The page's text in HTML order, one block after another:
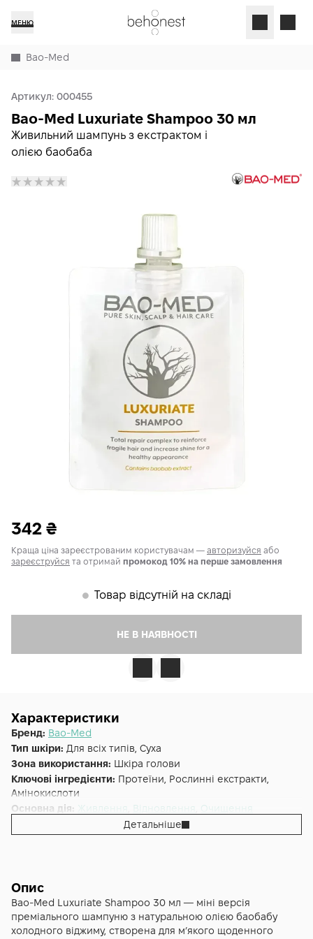
МЕНЮ
Bao-Med
Артикул: 000455
Живильний шампунь з екстрактом і
олією баобаба
Bao-Med Luxuriate Shampoo 30 мл
342 ₴
Краща ціна зареєстрованим користувачам — авторизуйся або
зареєструйся та отримай промокод 10% на перше замовлення
𒊹 Товар відсутній на складі
НЕ В НАЯВНОСТІ
Характеристики
Бренд: Bao-Med
Тип шкіри: Для всіх типів, Суха
Зона використання: Шкіра голови
Ключові інгредієнти: Протеїни, Рослинні екстракти,
Амінокислоти
Основна дія: Живлення Відновлення
Очищення
Додаткові властивості:Веганська, Без парабенів, Без
силіконів, Без сульфатів
Лінійка:
Альтернативна назва:Поживний шампунь з екстрактом
баобаба Luxuriate 30 ml
Детальніше
Опис
Bao-Med Luxuriate Shampoo 30 мл — міні версія
преміального шампуню з натуральною олією баобабу
холодного віджиму, створена для м’якого щоденного